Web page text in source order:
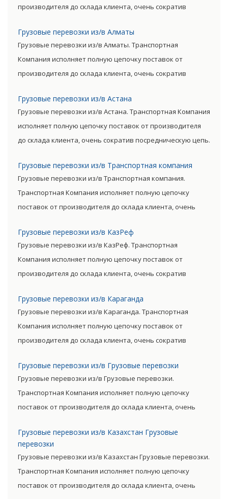
производителя до склада клиента, очень сократив
уменьшить транспортные затраты, существенно снизив
уровень итоговой цены товара.
Грузовые перевозки из/в Алматы
Грузовые перевозки из/в Алматы. Транспортная
Компания исполняет полную цепочку поставок от
производителя до склада клиента, очень сократив
уменьшить транспортные затраты, существенно снизив
уровень итоговой цены товара.
Грузовые перевозки из/в Астана
Грузовые перевозки из/в Астана. Транспортная Компания
исполняет полную цепочку поставок от производителя
до склада клиента, очень сократив посредническую цепь.
затраты, существенно снизив уровень итоговой цены
товара.
Грузовые перевозки из/в Транспортная компания
Грузовые перевозки из/в Транспортная компания.
Транспортная Компания исполняет полную цепочку
поставок от производителя до склада клиента, очень
позволяют уменьшить транспортные затраты,
существенно снизив уровень итоговой цены товара.
Грузовые перевозки из/в КазРеф
Грузовые перевозки из/в КазРеф. Транспортная
Компания исполняет полную цепочку поставок от
производителя до склада клиента, очень сократив
уменьшить транспортные затраты, существенно снизив
уровень итоговой цены товара.
Грузовые перевозки из/в Караганда
Грузовые перевозки из/в Караганда. Транспортная
Компания исполняет полную цепочку поставок от
производителя до склада клиента, очень сократив
уменьшить транспортные затраты, существенно снизив
уровень итоговой цены товара.
Грузовые перевозки из/в Грузовые перевозки
Грузовые перевозки из/в Грузовые перевозки.
Транспортная Компания исполняет полную цепочку
поставок от производителя до склада клиента, очень
позволяют уменьшить транспортные затраты,
существенно снизив уровень итоговой цены товара.
Грузовые перевозки из/в Казахстан Грузовые
перевозки
Грузовые перевозки из/в Казахстан Грузовые перевозки.
Транспортная Компания исполняет полную цепочку
поставок от производителя до склада клиента, очень